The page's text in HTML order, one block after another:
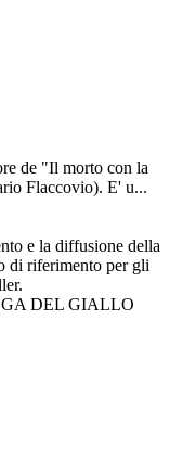
de "Il morto con la
Flaccovio). E' u...
e la diffusione della
di riferimento per gli
DEL GIALLO